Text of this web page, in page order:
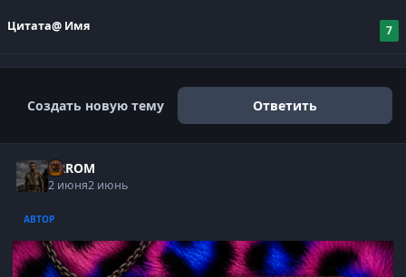
Цитата@ Имя 7
Создать новую тему Ответить
ARROM
2 июня2 июнь
АВТОР